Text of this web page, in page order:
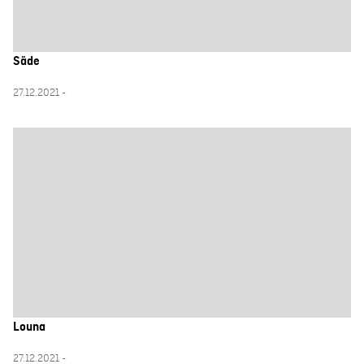
Säde
27.12.2021 -
Louna
27.12.2021 -